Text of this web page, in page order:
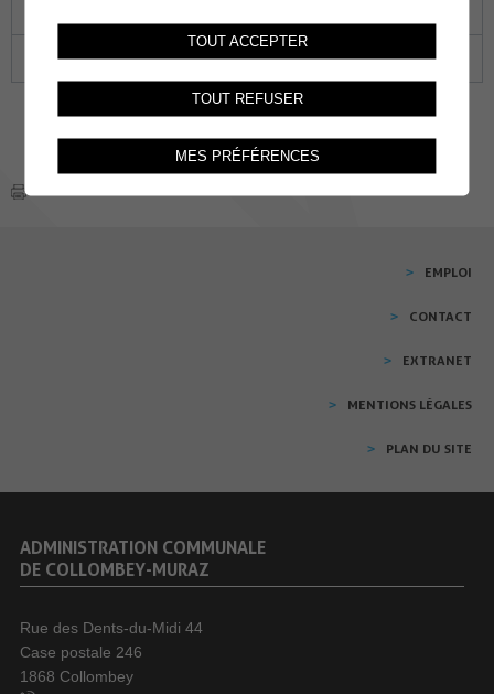
27 28 29 30 01
EMPLOI
CONTACT
EXTRANET
MENTIONS LÉGALES
PLAN DU SITE
ADMINISTRATION COMMUNALE
DE COLLOMBEY-MURAZ
Rue des Dents-du-Midi 44
Case postale 246
1868 Collombey
TOUT ACCEPTER
TOUT REFUSER
MES PRÉFÉRENCES